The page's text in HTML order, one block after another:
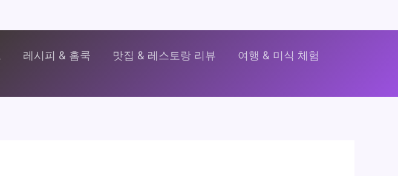
레시피 & 홈쿡 맛집 & 레스토랑 리뷰
여행 & 미식 체험